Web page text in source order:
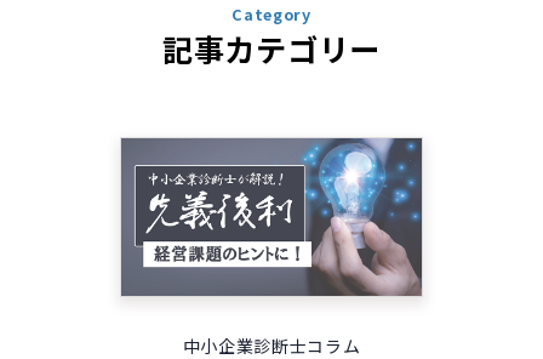
記事カテゴリー
Category
中小企業診断士コラム